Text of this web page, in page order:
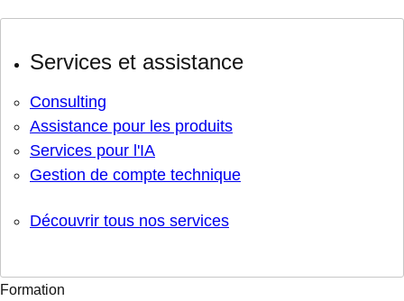
Services et assistance
Consulting
Assistance pour les produits
Services pour l'IA
Gestion de compte technique
Découvrir tous nos services
Formation